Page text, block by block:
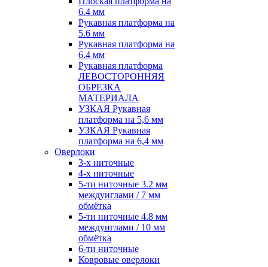
6.4 мм
Рукавная платформа на
5.6 мм
Рукавная платформа на
6.4 мм
Рукавная платформа
ЛЕВОСТОРОННЯЯ
ОБРЕЗКА
МАТЕРИАЛА
УЗКАЯ Рукавная
платформа на 5,6 мм
УЗКАЯ Рукавная
платформа на 6,4 мм
Оверлоки
3-х ниточные
4-х ниточные
5-ти ниточные 3.2 мм
междуиглами / 7 мм
обмётка
5-ти ниточные 4.8 мм
междуиглами / 10 мм
обмётка
6-ти ниточные
Ковровые оверлоки